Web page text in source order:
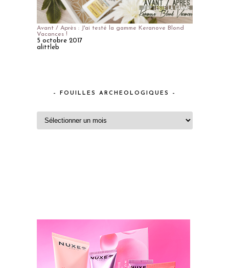
Avant / Après : J'ai testé la gamme Keranove Blond
Vacances !
5 octobre 2017
alittleb
– FOUILLES ARCHEOLOGIQUES –